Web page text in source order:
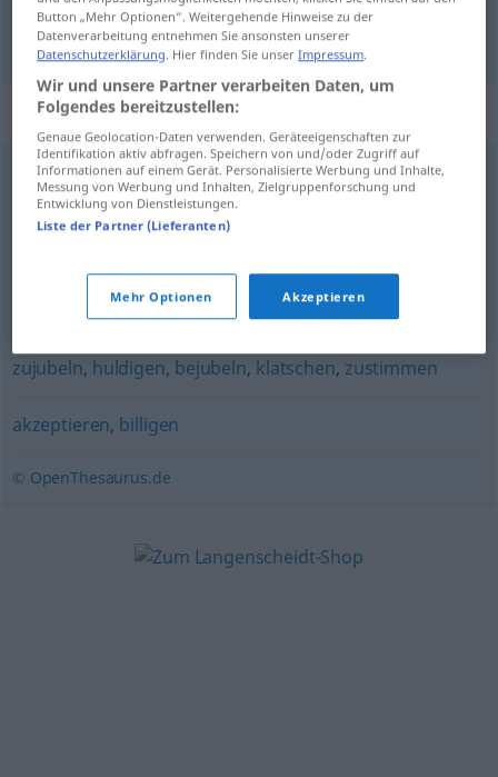
aprobar gutheißen
Synonyme für "gutheißen"
begrüßen,billigen, absegnen (ugs.),befürworten
beistimmen,zustimmen
belobigen,schätzen,rühmen,loben,preisen,würdigen
lobpreisen
benedeien
zujubeln, huldigen, bejubeln, klatschen, zustimmen
akzeptieren, billigen
© OpenThesaurus.de
Button „Mehr Optionen“. Weitergehende Hinweise zu der
Datenverarbeitung entnehmen Sie ansonsten unserer
Datenschutzerklärung. Hier finden Sie unserImpressum.
Wir und unsere Partner verarbeiten Daten, um
Folgendes bereitzustellen:
Genaue Geolocation-Daten verwenden. Geräteeigenschaften zur
Identifikation aktiv abfragen. Speichern von und/oder Zugriff auf
Informationen auf einem Gerät. Personalisierte Werbung und Inhalte,
Messung von Werbung und Inhalten, Zielgruppenforschung und
Entwicklung von Dienstleistungen.
Liste der Partner (Lieferanten)
Mehr Optionen Akzeptieren